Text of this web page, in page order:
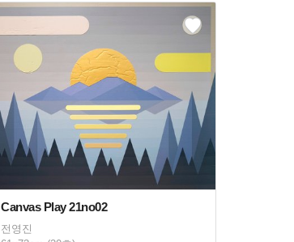
Canvas Play 21no02
전영진